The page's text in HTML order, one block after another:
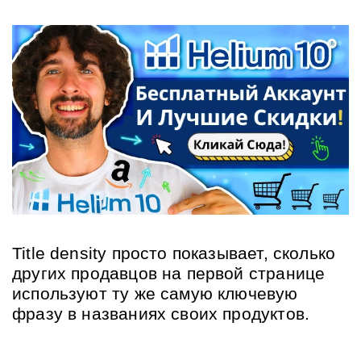
Title density просто показывает, сколько
других продавцов на первой странице
используют ту же самую ключевую
фразу в названиях своих продуктов.